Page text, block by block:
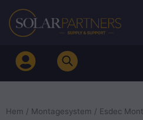
Hoppa
innehåll
Hem / Montagesystem / Esdec